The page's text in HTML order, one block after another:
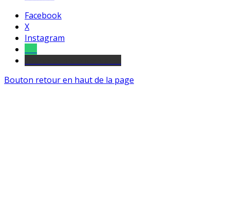
Facebook
X
Instagram
Bouton retour en haut de la page